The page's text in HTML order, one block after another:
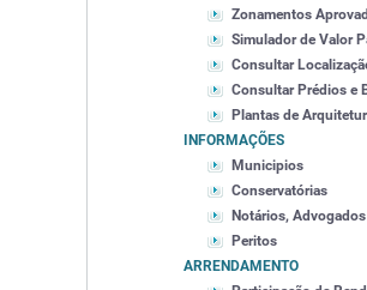
Zonamentos
Simulador de Valor
Consultar
Consultar Prédios e
Plantas de
INFORMAÇÕES
Municipios
Conservatórias
Notários,
Peritos
ARRENDAMENTO